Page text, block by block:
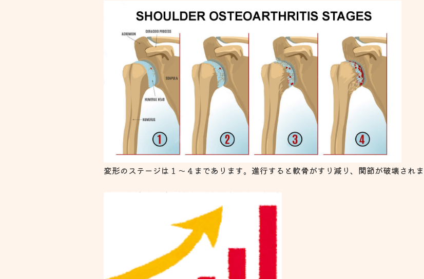
変形のステージは１～４まであります。進行すると軟骨がすり減り、関節が破壊され